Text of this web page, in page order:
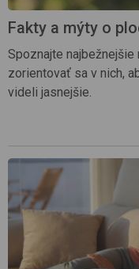
Fakty a mýty o
Spoznajte
zorientovať sa v nich,
videli jasnejšie.